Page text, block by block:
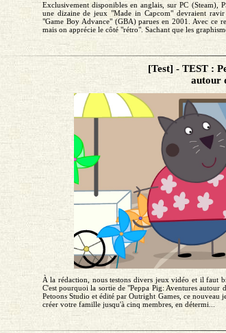
Exclusivement disponibles en anglais, sur PC (Steam),
une dizaine de jeux "Made in Capcom" devraient
"Game Boy Advance" (GBA) parues en 2001. Avec ce
mais on apprécie le côté "rétro". Sachant que les
[Test] - TEST :
autour
À la rédaction, nous testons divers jeux vidéo et il faut
C'est pourquoi la sortie de "Peppa Pig: Aventures
Petoons Studio et édité par Outright Games, ce
créer votre famille jusqu'à cinq membres, en détermi...